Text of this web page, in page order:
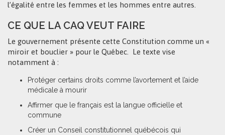
l’égalité entre les femmes et les hommes entre autres.
CE QUE LA CAQ VEUT FAIRE
Le gouvernement présente cette Constitution comme un «
miroir et bouclier » pour le Québec. Le texte vise
notamment à :
Protéger certains droits comme l’avortement et l’aide
médicale à mourir
Affirmer que le français est la langue officielle et
commune
Créer un Conseil constitutionnel québécois qui